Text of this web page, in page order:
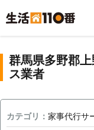
群馬県多野郡
ス業者
カテゴリ： 家事代行サ